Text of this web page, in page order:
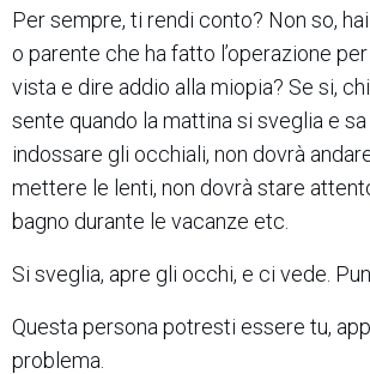
Per sempre, ti rendi conto? Non so,
o parente che ha fatto l’operazione
vista e dire addio alla miopia? Se si,
sente quando la mattina si sveglia e
indossare gli occhiali, non dovrà
mettere le lenti, non dovrà stare
bagno durante le vacanze etc.
Si sveglia, apre gli occhi, e ci vede.
Questa persona potresti essere tu,
problema.